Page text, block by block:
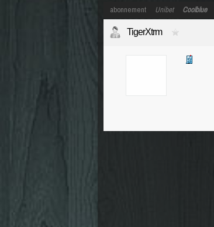
abonnement Unibet Coolblue
TigerXtrm